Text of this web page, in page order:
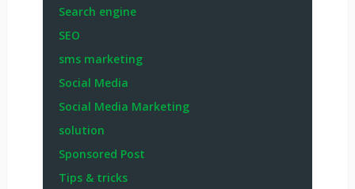
Search engine
SEO
sms marketing
Social Media
Social Media Marketing
solution
Sponsored Post
Tips & tricks